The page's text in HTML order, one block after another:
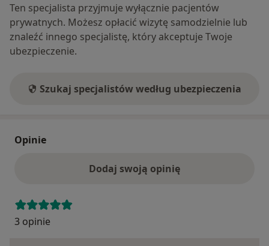
Ten specjalista przyjmuje wyłącznie pacjentów
prywatnych. Możesz opłacić wizytę samodzielnie lub
znaleźć innego specjalistę, który akceptuje Twoje
ubezpieczenie.
Szukaj specjalistów według ubezpieczenia
Opinie
Dodaj swoją opinię
3 opinie